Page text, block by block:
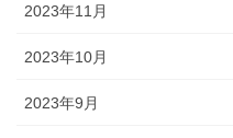
2023年11月
2023年10月
2023年9月